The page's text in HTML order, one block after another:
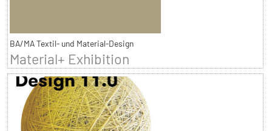
BA/MA Textil- und Material-Design
Material+ Exhibition